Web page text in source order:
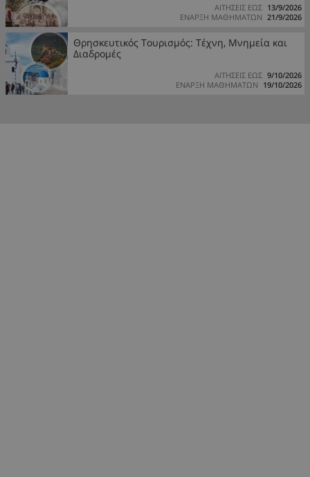
ΑΙΤΗΣΕΙΣ ΕΩΣ 13/9/2026
ΕΝΑΡΞΗ ΜΑΘΗΜΑΤΩΝ 21/9/2026
Θρησκευτικός Τουρισμός: Τέχνη, Μνημεία και
Διαδρομές
ΑΙΤΗΣΕΙΣ ΕΩΣ 9/10/2026
ΕΝΑΡΞΗ ΜΑΘΗΜΑΤΩΝ 19/10/2026